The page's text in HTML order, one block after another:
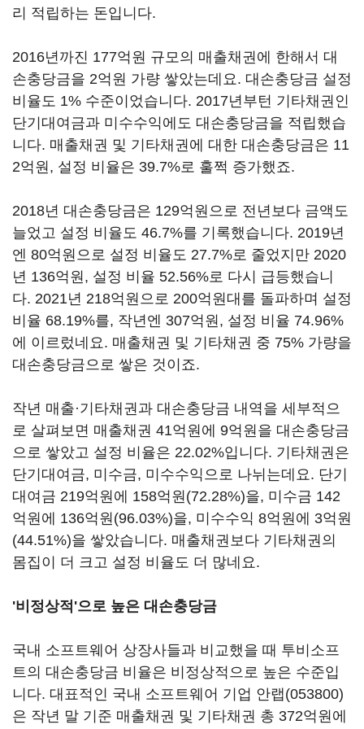
리 적립하는 돈입니다.
2016년까진 177억원 규모의 매출채권에 한해서 대
손충당금을 2억원 가량 쌓았는데요. 대손충당금 설정
비율도 1% 수준이었습니다. 2017년부턴 기타채권인
단기대여금과 미수수익에도 대손충당금을 적립했습
니다. 매출채권 및 기타채권에 대한 대손충당금은 11
2억원, 설정 비율은 39.7%로 훌쩍 증가했죠.
2018년 대손충당금은 129억원으로 전년보다 금액도
늘었고 설정 비율도 46.7%를 기록했습니다. 2019년
엔 80억원으로 설정 비율도 27.7%로 줄었지만 2020
년 136억원, 설정 비율 52.56%로 다시 급등했습니
다. 2021년 218억원으로 200억원대를 돌파하며 설정
비율 68.19%를, 작년엔 307억원, 설정 비율 74.96%
에 이르렀네요. 매출채권 및 기타채권 중 75% 가량을
대손충당금으로 쌓은 것이죠.
작년 매출·기타채권과 대손충당금 내역을 세부적으
로 살펴보면 매출채권 41억원에 9억원을 대손충당금
으로 쌓았고 설정 비율은 22.02%입니다. 기타채권은
단기대여금, 미수금, 미수수익으로 나뉘는데요. 단기
대여금 219억원에 158억원(72.28%)을, 미수금 142
억원에 136억원(96.03%)을, 미수수익 8억원에 3억원
(44.51%)을 쌓았습니다. 매출채권보다 기타채권의
몸집이 더 크고 설정 비율도 더 많네요.
'비정상적'으로 높은 대손충당금
국내 소프트웨어 상장사들과 비교했을 때 투비소프
트의 대손충당금 비율은 비정상적으로 높은 수준입
니다. 대표적인 국내 소프트웨어 기업 안랩(053800)
은 작년 말 기준 매출채권 및 기타채권 총 372억원에